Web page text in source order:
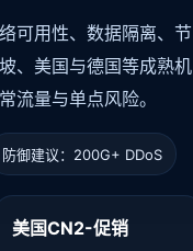
可用性、数据隔离、节
、美国与德国等成熟机
流量与单点风险。
防御建议：200G+ DDoS
美国CN2-促销